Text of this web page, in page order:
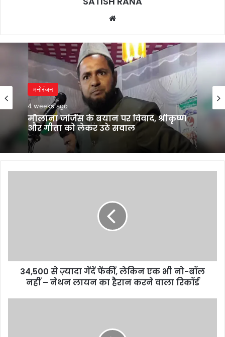
मनोरंजन
4 weeks ago
मौलाना जर्जिस के बयान पर विवाद, श्रीकृष्ण
और गीता को लेकर उठे सवाल
नो-
34,500 से ज़्यादा गेंदें फेंकीं, लेकिन एक भी नो-बॉल
नहीं – नेथन लायन का हैरान करने वाला रिकॉर्ड